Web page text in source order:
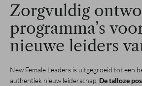
Zorgvuldig
programma’s
nieuwe leiders
New Female Leaders is uitgegroeid tot een
authentiek nieuw leiderschap. De talloze